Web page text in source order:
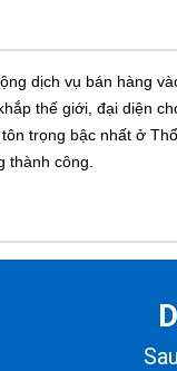
dịch vụ bán hàng
thế giới, đại diện
trọng bậc nhất ở
thành công.